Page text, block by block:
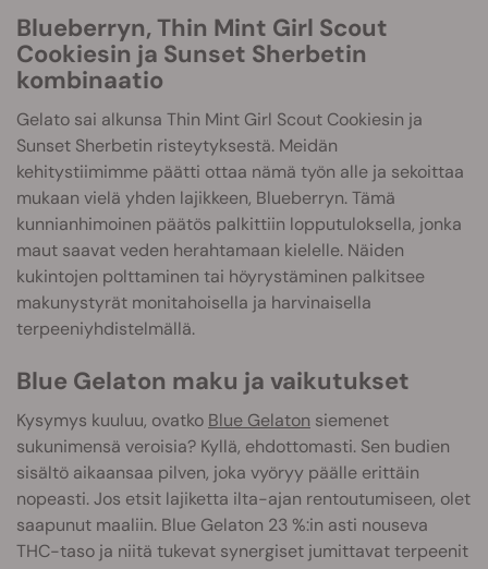
Blueberryn, Thin Mint Girl Scout
Cookiesin ja Sunset Sherbetin
kombinaatio
Gelato sai alkunsa Thin Mint Girl Scout Cookiesin ja
Sunset Sherbetin risteytyksestä. Meidän
kehitystiimimme päätti ottaa nämä työn alle ja sekoittaa
mukaan vielä yhden lajikkeen, Blueberryn. Tämä
kunnianhimoinen päätös palkittiin lopputuloksella, jonka
maut saavat veden herahtamaan kielelle. Näiden
kukintojen polttaminen tai höyrystäminen palkitsee
makunystyrät monitahoisella ja harvinaisella
terpeeniyhdistelmällä.
Blue Gelaton maku ja vaikutukset
Kysymys kuuluu, ovatko Blue Gelaton siemenet
sukunimensä veroisia? Kyllä, ehdottomasti. Sen budien
sisältö aikaansaa pilven, joka vyöryy päälle erittäin
nopeasti. Jos etsit lajiketta ilta-ajan rentoutumiseen, olet
saapunut maaliin. Blue Gelaton 23 %:in asti nouseva
THC-taso ja niitä tukevat synergiset jumittavat terpeenit